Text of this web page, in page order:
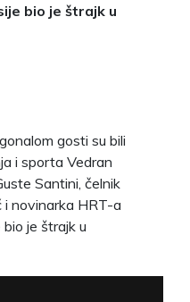
bio je štrajk u
gosti su bili
i sporta Vedran
Santini, čelnik
i novinarka HRT-a
je štrajk u